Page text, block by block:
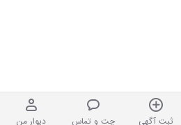
ثبت آگهی چت و تماس دیوار من